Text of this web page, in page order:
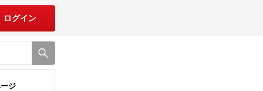
ログイン
ジ